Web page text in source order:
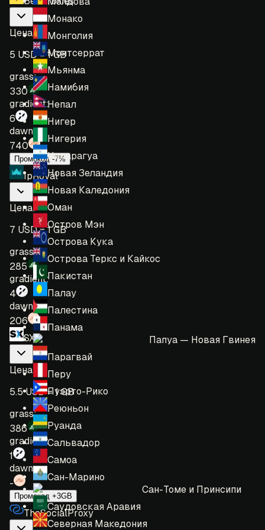
Монако
Монголия
Монтсеррат
Мьянма
Намибия
Непал
Нигер
Нигерия
Никарагуа
Новая Зеландия
Новая Каледония
Оман
Остров Мэн
Острова Кука
Острова Теркс и Кайкос
Пакистан
Палау
Палестина
Панама
Папуа — Новая Гвинея
Парагвай
Перу
Пуэрто-Рико
Реюньон
Руанда
Сальвадор
Самоа
Сан-Марино
Сан-Томе и Принсипи
Саудовская Аравия
Северная Македония
Цена:
5 USD = 1 GB
grass:
330
gradient:
6
dawn:
740
Промокод -7%
IpRoyal
Цена:
7 USD = 1 GB
grass:
285
gradient:
4
dawn:
206
SX
Цена
5.5 USD = 1 GB
grass:
386
gradient:
1
dawn:
-
Промокод +3GB
TheSocialProxy